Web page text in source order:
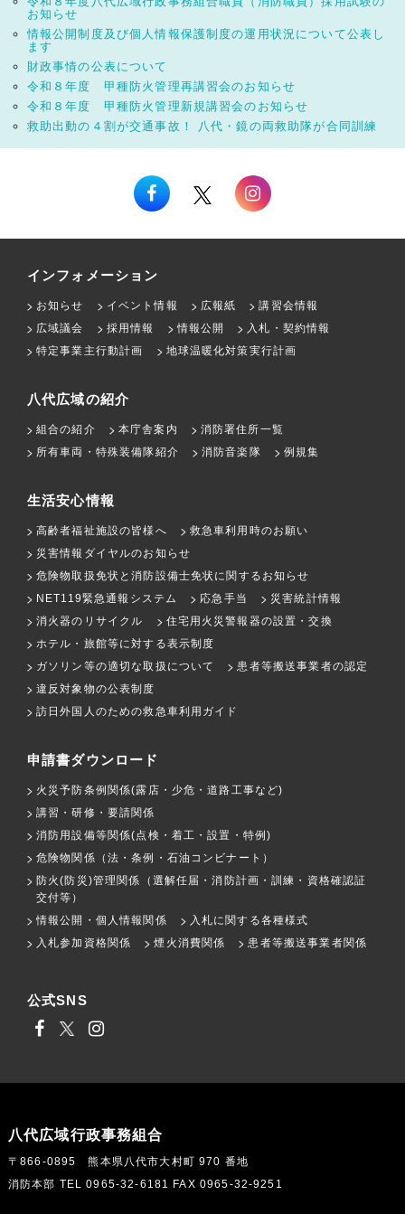
お知らせ
情報公開制度及び個人情報保護制度の運用状況について公表し
ます
財政事情の公表について
令和８年度 甲種防火管理再講習会のお知らせ
令和８年度 甲種防火管理新規講習会のお知らせ
救助出動の４割が交通事故！ 八代・鏡の両救助隊が合同訓練
インフォメーション
お知らせ イベント情報 広報紙
講習会情報
広域議会
採用情報 情報公開
入札・契約情報
特定事業主行動計画
地球温暖化対策実行計画
八代広域の紹介
組合の紹介 本庁舎案内
消防署住所一覧
所有車両・特殊装備隊紹介
消防音楽隊 例規集
生活安心情報
高齢者福祉施設の皆様へ
救急車利用時のお願い
災害情報ダイヤルのお知らせ
危険物取扱免状と消防設備士免状に関するお知らせ
NET119緊急通報システム
応急手当
災害統計情報
消火器のリサイクル
住宅用火災警報器の設置・交換
ホテル・旅館等に対する表示制度
ガソリン等の適切な取扱について
患者等搬送事業者の認定
違反対象物の公表制度
訪日外国人のための救急車利用ガイド
申請書ダウンロード
火災予防条例関係(露店・少危・道路工事など)
講習・研修・要請関係
消防用設備等関係(点検・着工・設置・特例)
危険物関係（法・条例・石油コンビナート）
防火(防災)管理関係（選解任届・消防計画・訓練・資格確認証
交付等）
情報公開・個人情報関係
入札に関する各種様式
入札参加資格関係
煙火消費関係 患者等搬送事業者関係
公式SNS
八代広域行政事務組合
〒866-0895 熊本県八代市大村町 970 番地
消防本部 TEL 0965-32-6181 FAX 0965-32-9251